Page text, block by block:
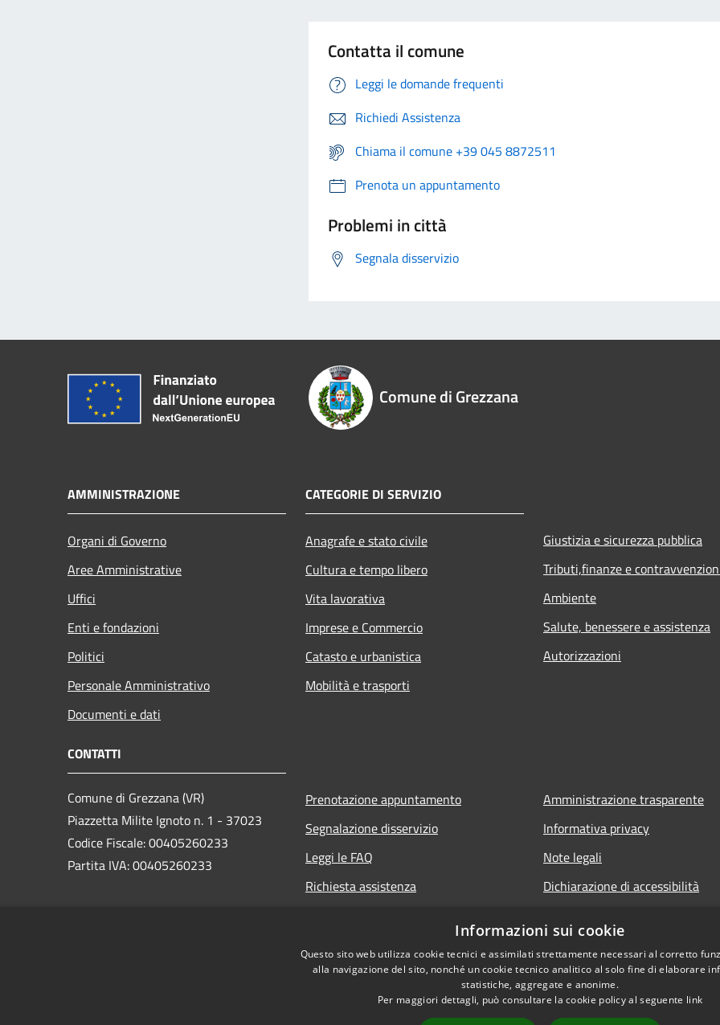
Contatta il comune
Leggi le domande frequenti
Richiedi Assistenza
Chiama il comune +39 045 8872511
Prenota un appuntamento
Problemi in città
Segnala disservizio
Comune di Grezzana
AMMINISTRAZIONE
Organi di Governo
Aree Amministrative
Uffici
Enti e fondazioni
Politici
Personale Amministrativo
Documenti e dati
CATEGORIE DI SERVIZIO
Anagrafe e stato civile
Cultura e tempo libero
Vita lavorativa
Imprese e Commercio
Catasto e urbanistica
Mobilità e trasporti
Giustizia e sicurezza pubblica
Tributi,finanze e
Ambiente
Salute, benessere e assistenza
Autorizzazioni
CONTATTI
Comune di Grezzana (VR)
Piazzetta Milite Ignoto n. 1 - 37023
Codice Fiscale: 00405260233
Partita IVA: 00405260233
protocollo.comune.grezzana.vr@pecveneto.it
Prenotazione appuntamento
Segnalazione disservizio
Leggi le FAQ
Richiesta assistenza
Amministrazione trasparente
Informativa privacy
Note legali
Dichiarazione di accessibilità
Informazioni sui cookie
Questo sito web utilizza cookie tecnici e assimilati strettamente necessari al corretto
alla navigazione del sito, nonché un cookie tecnico analitico al solo fine di elaborare
statistiche, aggregate e anonime.
Per maggiori dettagli, può consultare la cookie policy al seguente link